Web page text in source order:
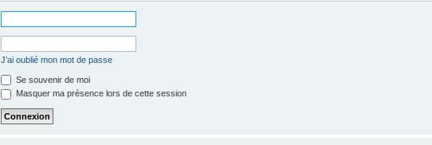
J’ai oublié mon mot de passe
Se souvenir de moi
Masquer ma présence lors de cette session